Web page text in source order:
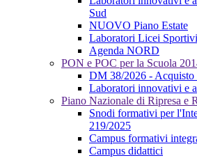
Sud
NUOVO Piano Estate
Laboratori Licei Sportivi
Agenda NORD
PON e POC per la Scuola
DM 38/2026 - Acquisto
Laboratori innovativi e
Piano Nazionale di Ripresa e
Snodi formativi per
219/2025
Campus formativi
Campus didattici